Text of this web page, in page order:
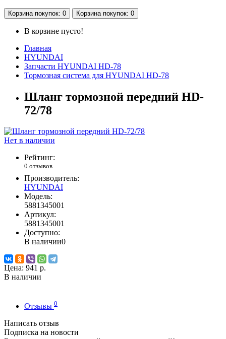
Корзина покупок: 0 Корзина покупок: 0
В корзине пусто!
Главная
HYUNDAI
Запчасти HYUNDAI HD-78
Тормозная система для HYUNDAI HD-78
Шланг тормозной передний HD-
72/78
Нет в наличии
Рейтинг:
0 отзывов
Производитель:
HYUNDAI
Модель:
5881345001
Артикул:
5881345001
Доступно:
В наличии0
Цена: 941 р.
В наличии
Отзывы 0
Написать отзыв
Подписка на новости